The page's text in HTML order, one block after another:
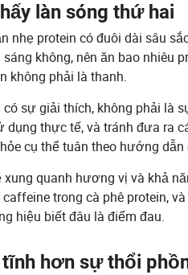
làn sóng thứ hai
nhẹ protein có đuôi dài sâu
không, nên ăn bao nhiêu
không phải là thanh.
sự giải thích, không phải là
thực tế, và tránh đưa ra
cụ thể tuân theo hướng dẫn
quanh hương vị và khả
trong cà phê protein,
hiệu biết đâu là điểm đau.
hơn sự thổi